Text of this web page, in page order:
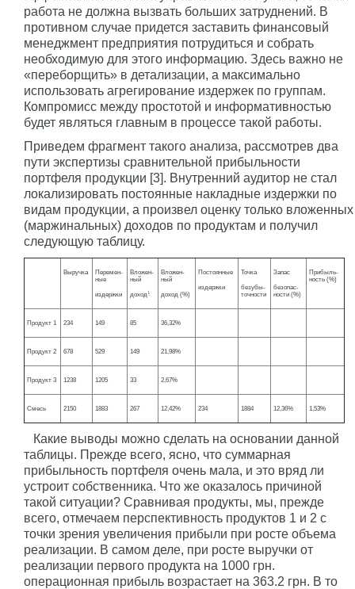
работа не должна вызвать больших затруднений. В
противном случае придется заставить финансовый
менеджмент предприятия потрудиться и собрать
необходимую для этого информацию. Здесь важно не
«переборщить» в детализации, а максимально
использовать агрегирование издержек по группам.
Компромисс между простотой и информативностью
будет являться главным в процессе такой работы.
Приведем фрагмент такого анализа, рассмотрев два
пути экспертизы сравнительной прибыльности
портфеля продукции [3]. Внутренний аудитор не стал
локализировать постоянные накладные издержки по
видам продукции, а произвел оценку только вложенных
(маржинальных) доходов по продуктам и получил
следующую таблицу.
Выручка
Перемен-
ные
издержки
Вложен-
ный
доход1
Вложен-
ный
доход (%)
Постоянные
издержки
Точка
безубы-
точности
Запас
безопас-
ности (%)
Прибыль-
ность (%)
Продукт 1 234 149 85 36,32%
Продукт 2 678 529 149 21,98%
Продукт 3 1238 1205 33 2,67%
Смесь 2150 1883 267 12,42% 234 1884 12,36% 1,53%
Какие выводы можно сделать на основании данной
таблицы. Прежде всего, ясно, что суммарная
прибыльность портфеля очень мала, и это вряд ли
устроит собственника. Что же оказалось причиной
такой ситуации? Сравнивая продукты, мы, прежде
всего, отмечаем перспективность продуктов 1 и 2 с
точки зрения увеличения прибыли при росте объема
реализации. В самом деле, при росте выручки от
реализации первого продукта на 1000 грн.
операционная прибыль возрастает на 363.2 грн. В то